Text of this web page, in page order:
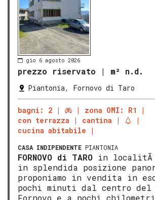
gio 6 agosto 2026
prezzo riservato | m² n.d.
Piantonia, Fornovo di Taro
bagni: 2
zona OMI: R1
con terrazza
cantina
cucina abitabile
CASA INDIPENDENTE PIANTONIA
FORNOVO di TARO in localitÃ
in splendida posizione
proponiamo in vendita in
pochi minuti dal centro del
Fornovo e a pochi